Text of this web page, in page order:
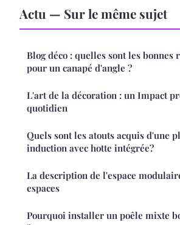
Actu — Sur le même sujet
Blog déco : quelles sont les bonnes
pour un canapé d'angle ?
L'art de la décoration : un Impact
quotidien
Quels sont les atouts acquis d'une
induction avec hotte intégrée?
La description de l'espace
espaces
Pourquoi installer un poêle mixte